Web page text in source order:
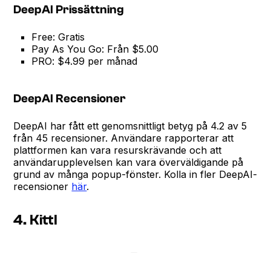
DeepAI Prissättning
Free: Gratis
Pay As You Go: Från $5.00
PRO: $4.99 per månad
DeepAI Recensioner
DeepAI har fått ett genomsnittligt betyg på 4.2 av 5
från 45 recensioner. Användare rapporterar att
plattformen kan vara resurskrävande och att
användarupplevelsen kan vara överväldigande på
grund av många popup-fönster. Kolla in fler DeepAI-
recensioner här.
4. Kittl